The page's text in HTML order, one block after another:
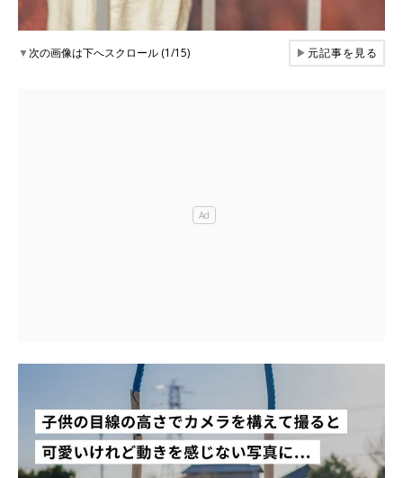
▼次の画像は下へスクロール (1/15) ▶元記事を見る